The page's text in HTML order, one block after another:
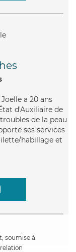
a 20 ans
d'Auxiliaire de
de la peau
ses services
habillage et
soumise à